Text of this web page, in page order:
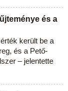
és a
került be a
és a Pető-
– jelentette